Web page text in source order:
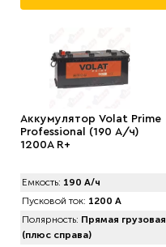
Аккумулятор Volat Prime
Professional (190 А/ч)
1200A R+
Емкость: 190 А/ч
Пусковой ток: 1200 А
Полярность: Прямая грузовая
(плюс справа)